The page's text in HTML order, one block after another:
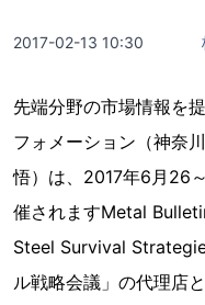
2017-02-13 10:30
先端分野の市場情報を
フォメーション（神奈
悟）は、2017年6月26
催されますMetal
Steel Survival
ル戦略会議」の代理店